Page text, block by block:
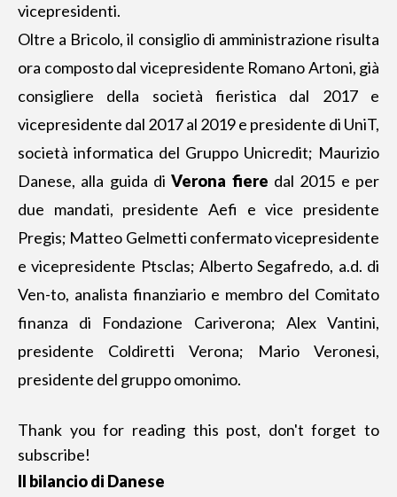
vicepresidenti.
Oltre a Bricolo, il consiglio di amministrazione risulta
ora composto dal vicepresidente Romano Artoni, già
consigliere della società fieristica dal 2017 e
vicepresidente dal 2017 al 2019 e presidente di UniT,
società informatica del Gruppo Unicredit; Maurizio
Danese, alla guida diVerona fiere dal 2015 e per
due mandati, presidente Aefi e vice presidente
Pregis; Matteo Gelmetti confermato vicepresidente
e vicepresidente Ptsclas; Alberto Segafredo, a.d. di
Ven-to, analista finanziario e membro del Comitato
finanza di Fondazione Cariverona; Alex Vantini,
presidente Coldiretti Verona; Mario Veronesi,
presidente del gruppo omonimo.
Thank you for reading this post, don't forget to
subscribe!
Il bilancio di Danese